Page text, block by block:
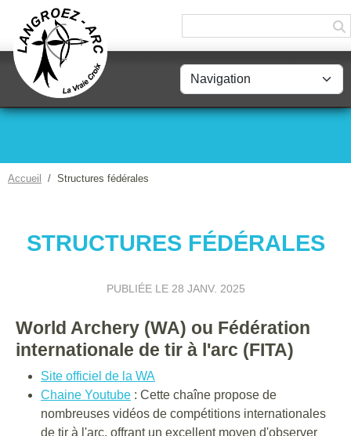
Accueil Structures fédérales
STRUCTURES FÉDÉRALES
PUBLIÉE LE 28 JANV. 2025
World Archery (WA) ou Fédération
internationale de tir à l'arc (FITA)
Site officiel de la WA
Chaine Youtube : Cette chaîne propose de
nombreuses vidéos de compétitions internationales
de tir à l'arc, offrant un excellent moyen d'observer
Panneau de gestion des cookies